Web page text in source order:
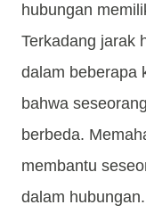
hubungan
Terkadang jarak
dalam beberapa
bahwa
berbeda.
membantu
dalam